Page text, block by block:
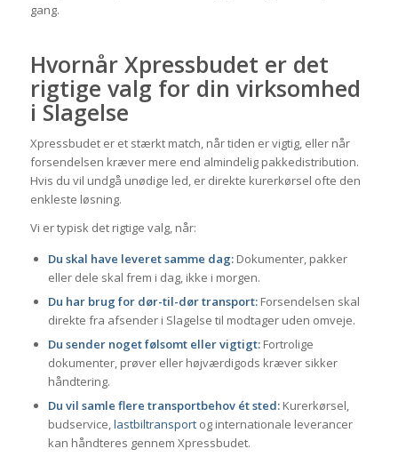
gang.
Hvornår Xpressbudet er det
rigtige valg for din virksomhed
i Slagelse
Xpressbudet er et stærkt match, når tiden er vigtig, eller når
forsendelsen kræver mere end almindelig pakkedistribution.
Hvis du vil undgå unødige led, er direkte kurerkørsel ofte den
enkleste løsning.
Vi er typisk det rigtige valg, når:
Du skal have leveret samme dag:Dokumenter, pakker
eller dele skal frem i dag, ikke i morgen.
Du har brug for dør-til-dør transport:Forsendelsen skal
direkte fra afsender i Slagelse til modtager uden omveje.
Du sender noget følsomt eller vigtigt:Fortrolige
dokumenter, prøver eller højværdigods kræver sikker
håndtering.
Du vil samle flere transportbehov ét sted:Kurerkørsel,
budservice,lastbiltransportog internationale leverancer
kan håndteres gennem Xpressbudet.